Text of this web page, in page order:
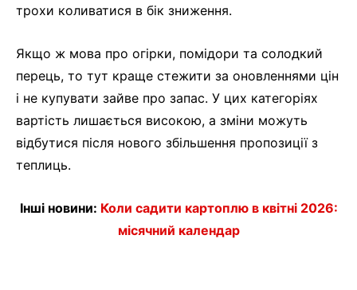
трохи коливатися в бік зниження.
Якщо ж мова про огірки, помідори та солодкий
перець, то тут краще стежити за оновленнями цін
і не купувати зайве про запас. У цих категоріях
вартість лишається високою, а зміни можуть
відбутися після нового збільшення пропозиції з
теплиць.
Інші новини: Коли садити картоплю в квітні 2026:
місячний календар